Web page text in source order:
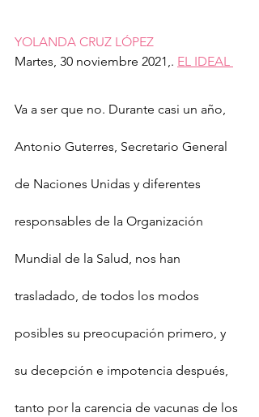
YOLANDA CRUZ LÓPEZ
Martes, 30 noviembre 2021,. EL IDEAL
Va a ser que no. Durante casi un año,
Antonio Guterres, Secretario General
de Naciones Unidas y diferentes
responsables de la Organización
Mundial de la Salud, nos han
trasladado, de todos los modos
posibles su preocupación primero, y
su decepción e impotencia después,
tanto por la carencia de vacunas de los